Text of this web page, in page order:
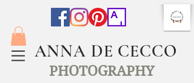
ANNA DE CECCO
PHOTOGRAPHY